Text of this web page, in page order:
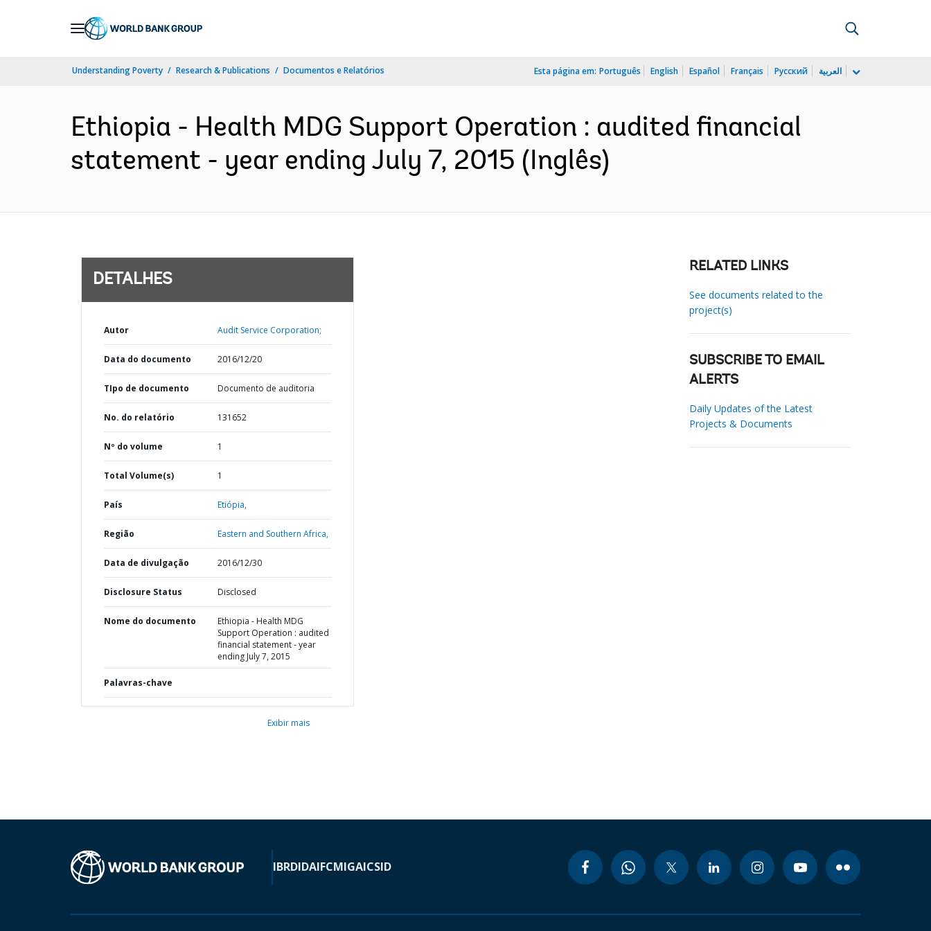
Understanding Poverty Research & Publications Documentos e Relatórios Esta página em: Português English Español Français Русский العربية
Ethiopia - Health MDG Support Operation : audited financial
statement - year ending July 7, 2015 (Inglês)
DETALHES
Autor Audit Service Corporation;
Data do documento 2016/12/20
TIpo de documento Documento de auditoria
No. do relatório 131652
Nº do volume 1
Total Volume(s) 1
País Etiópia,
Região Eastern and Southern Africa,
Data de divulgação 2016/12/30
Disclosure Status Disclosed
Nome do documento
Ethiopia - Health MDG
Support Operation : audited
financial statement - year
ending July 7, 2015
Palavras-chave
Exibir mais
RELATED LINKS
See documents related to the
project(s)
SUBSCRIBE TO EMAIL
ALERTS
Daily Updates of the Latest
Projects & Documents
IBRDIDAIFCMIGAICSID